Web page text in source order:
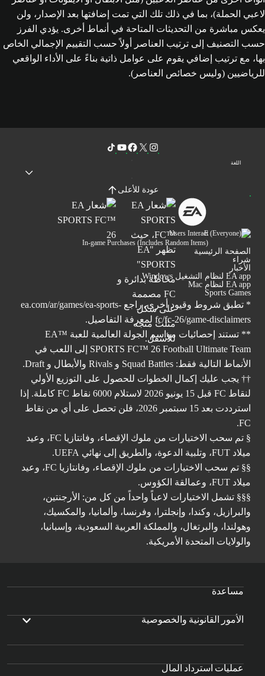
لاعبي الحملة)، بما في ذلك تلك التي تمت إضافتها بعد الإصدار، ولن
يعكس مباشرة من التحديثات المتاحة في أنماط أخرى. يؤدي الفرز
حسب التصنيف إلى ترتيب العناصر أولاً حسب التقييم الإجمالي الخاص
بها، مع ترتيب إضافي يقوم على عوامل ذاتية بناءً على الأداء الواقعي
للرياضيين (وليس خصائص العناصر).
اللغة
عودة للأعلى
Users Interact
In-game Purchases (Includes Random Items)
الصفحة الرئيسية
شراء
الأخبار
EA app لنظام التشغيل Windows
EA app لنظام Mac
Sports Games
* تطبق شروط وقيود أخرى. راجع ea.com/ar/games/ea-sports-
fc/fc-26/game-disclaimers لمعرفة التفاصيل.
** تستند إحصائيات مواسم الجولة العالمية للعبة ™EA
SPORTS FC™ 26 Football Ultimate Team إلى اللعب في
الأنماط التالية فقط: Squad Battles و Rivals والأبطال و Draft.
†† يجب عليك إكمال الخطوات للحصول على التوزيع الأولي
لنقاط FC قبل 15 يونيو 2026 لاستلام 6000 نقاط FC كاملة. إذا
استرددت بعد 15 سبتمبر 2026، فلن تحصل على أي من نقاط
FC.
§ تم سحب الاختيارات من ملوك الإقصاء، وفانتازيا FC، وعيد
ميلاد FUT، وتلبية الدعوة، والطريق إلى نهائي UEFA.
§§ تم سحب الاختيارات من ملوك الإقصاء، وفانتازيا FC، وعيد
ميلاد FUT، وعمالقة الكؤوس.
§§§ تشمل الاختيارات لاعباً واحداً من كل من: الأرجنتين،
والبرازيل، وكندا، وإنجلترا، وفرنسا، وألمانيا، والمكسيك،
وهولندا، والبرتغال، والمملكة العربية السعودية، وإسبانيا،
والولايات المتحدة الأمريكية.
مساعدة
الأمور القانونية والخصوصية
عمليات استرداد المال